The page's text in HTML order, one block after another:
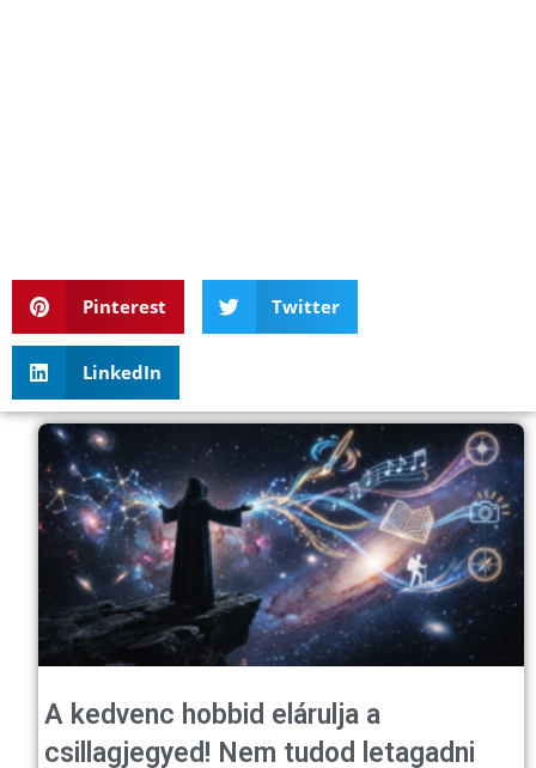
Pinterest Twitter
LinkedIn
A kedvenc hobbid elárulja a
csillagjegyed! Nem tudod letagadni